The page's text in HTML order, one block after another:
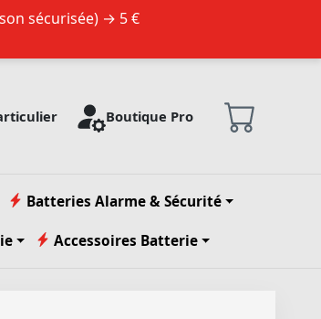
sécurisée) → 5 €
Boutique Pro
Batteries Alarme & Sécurité
Accessoires Batterie